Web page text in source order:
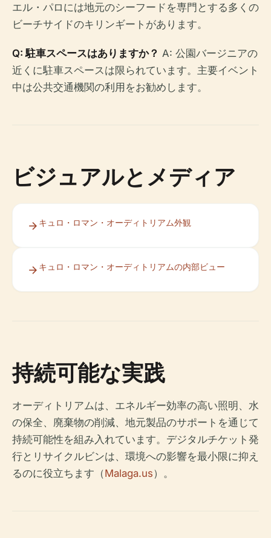
エル・パロには地元のシーフードを専門とする多くの
ビーチサイドのキリンギートがあります。
Q: 駐車スペースはありますか？ A: 公園バージニアの
近くに駐車スペースは限られています。主要イベント
中は公共交通機関の利用をお勧めします。
ビジュアルとメディア
キュロ・ロマン・オーディトリアム外観
キュロ・ロマン・オーディトリアムの内部ビュー
持続可能な実践
オーディトリアムは、エネルギー効率の高い照明、水
の保全、廃棄物の削減、地元製品のサポートを通じて
持続可能性を組み入れています。デジタルチケット発
行とリサイクルビンは、環境への影響を最小限に抑え
るのに役立ちます（Malaga.us）。